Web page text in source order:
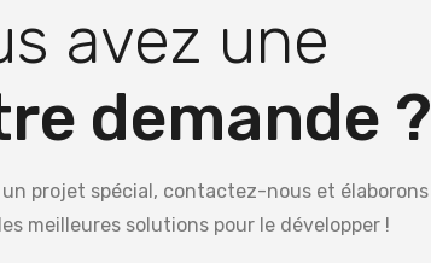
avez une
demande ?
un projet spécial, contactez-nous et élaborons
meilleures solutions pour le développer !